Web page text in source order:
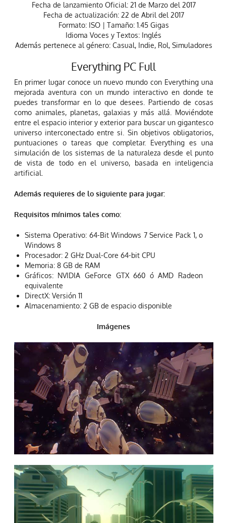
Fecha de lanzamiento Oficial: 21 de Marzo del 2017
Fecha de actualización: 22 de Abril del 2017
Formato: ISO | Tamaño: 1.45 Gigas
Idioma Voces y Textos: Inglés
Además pertenece al género: Casual, Indie, Rol, Simuladores
Everything PC Full
En primer lugar conoce un nuevo mundo con Everything una
mejorada aventura con un mundo interactivo en donde te
puedes transformar en lo que desees. Partiendo de cosas
como animales, planetas, galaxias y más allá. Moviéndote
entre el espacio interior y exterior para buscar un gigantesco
universo interconectado entre si. Sin objetivos obligatorios,
puntuaciones o tareas que completar. Everything es una
simulación de los sistemas de la naturaleza desde el punto
de vista de todo en el universo, basada en inteligencia
artificial.
Además requieres de lo siguiente para jugar:
Requisitos mínimos tales como:
Sistema Operativo: 64-Bit Windows 7 Service Pack 1, o
Windows 8
Procesador: 2 GHz Dual-Core 64-bit CPU
Memoria: 8 GB de RAM
Gráficos: NVIDIA GeForce GTX 660 ó AMD Radeon
equivalente
DirectX: Versión 11
Almacenamiento: 2 GB de espacio disponible
Imágenes